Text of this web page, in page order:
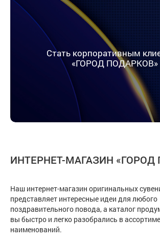
Стать корпоративным
«ГОРОД ПОДАРКОВ»
ИНТЕРНЕТ-МАГАЗИН «ГОРОД
Наш интернет-магазин оригинальных
представляет интересные идеи для любого
поздравительного повода, а каталог
вы быстро и легко разобрались в
наименований.